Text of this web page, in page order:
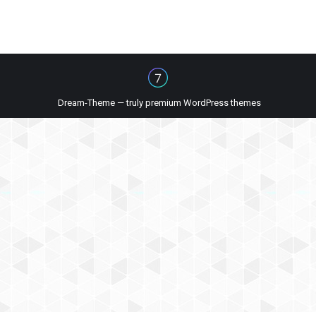
Dream-Theme — truly premium WordPress themes